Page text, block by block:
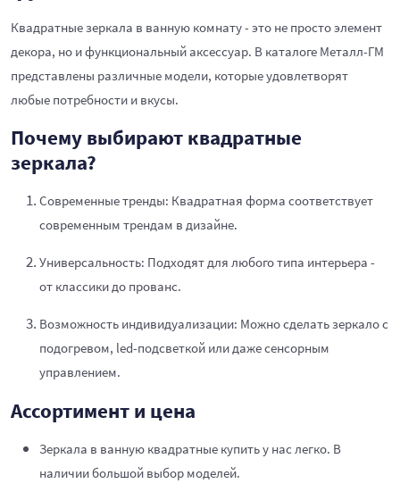
Квадратные зеркала в ванную комнату - это не просто элемент
декора, но и функциональный аксессуар. В каталоге Металл-ГМ
представлены различные модели, которые удовлетворят
любые потребности и вкусы.
Почему выбирают квадратные
зеркала?
Современные тренды: Квадратная форма соответствует
современным трендам в дизайне.
Универсальность: Подходят для любого типа интерьера -
от классики до прованс.
Возможность индивидуализации: Можно сделать зеркало с
подогревом, led-подсветкой или даже сенсорным
управлением.
Ассортимент и цена
Зеркала в ванную квадратные купить у нас легко. В
наличии большой выбор моделей.